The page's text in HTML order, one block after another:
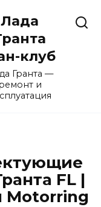
Лада
клуб
Гранта —
и
FL |
Motorring